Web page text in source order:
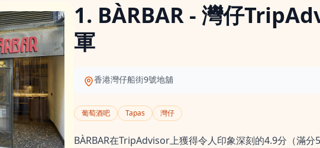
1. BÀRBAR - 灣仔
軍
香港灣仔船街9號地舖
葡萄酒吧 Tapas 灣仔
BÀRBAR在TripAdvisor上獲得令人印象深刻的4.9分（滿分